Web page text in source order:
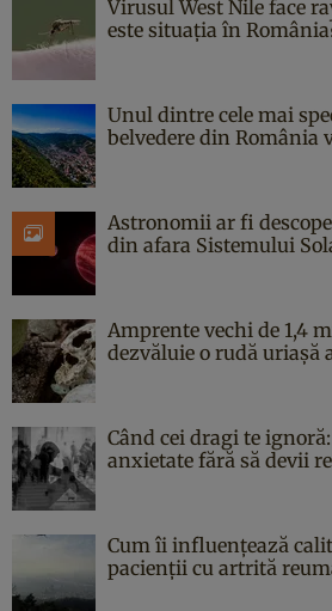
Virusul West Nile face
este situația în
Unul dintre cele mai
belvedere din România
Astronomii ar fi
din afara Sistemului
Amprente vechi de 1,4
dezvăluie o rudă uriașă
Când cei dragi te
anxietate fără să devii
Cum îi influențează
pacienții cu artrită